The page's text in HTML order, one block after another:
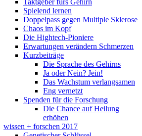
Taktgeber fürs Gehirn
Spielend lernen
Doppelpass gegen Multiple Sklerose
Chaos im Kopf
Die Hightech-Pioniere
Erwartungen verändern Schmerzen
Kurzbeiträge
Die Sprache des Gehirns
Ja oder Nein? Jein!
Das Wachstum verlangsamen
Eng vernetzt
Spenden für die Forschung
Die Chance auf Heilung
erhöhen
wissen + forschen 2017